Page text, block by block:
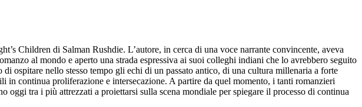
Children di Salman Rushdie. L’autore, in cerca di una voce narrante convincente, aveva
al mondo e aperto una strada espressiva ai suoi colleghi indiani che lo avrebbero seguito
ospitare nello stesso tempo gli echi di un passato antico, di una cultura millenaria a forte
in continua proliferazione e intersecazione. A partire da quel momento, i tanti romanzieri
tra i più attrezzati a proiettarsi sulla scena mondiale per spiegare il processo di continua